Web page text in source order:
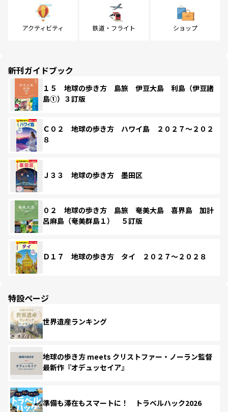
アクティビティ 鉄道・フライト ショップ
新刊ガイドブック
１５ 地球の歩き方 島旅 伊豆大島 利島（伊豆諸
島①）３訂版
Ｃ０２ 地球の歩き方 ハワイ島 ２０２７～２０２
８
Ｊ３３ 地球の歩き方 墨田区
０２ 地球の歩き方 島旅 奄美大島 喜界島 加計
呂麻島（奄美群島１） ５訂版
Ｄ１７ 地球の歩き方 タイ ２０２７～２０２８
特設ページ
世界遺産ランキング
地球の歩き方 meets クリストファー・ノーラン監督
最新作『オデュッセイア』
準備も滞在もスマートに！ トラベルハック2026